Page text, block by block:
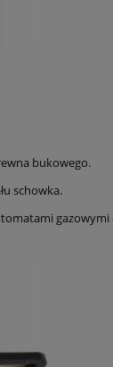
bukowego.
schowka.
gazowymi